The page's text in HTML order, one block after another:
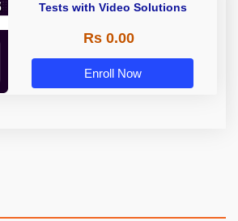
Tests with Video Solutions
Rs 0.00
Enroll Now